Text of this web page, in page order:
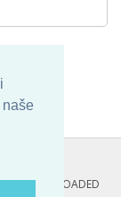
naše
ARE UPLOADED